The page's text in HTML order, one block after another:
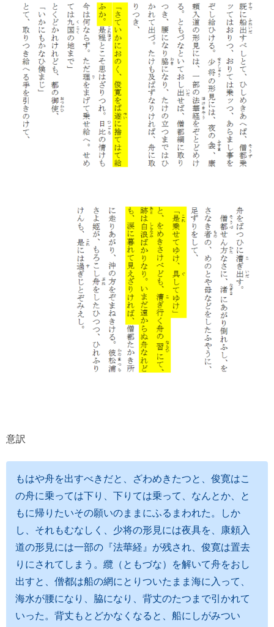
意訳
もはや舟を出すべきだと、ざわめきたつと、俊寛はこ
の舟に乗っては下り、下りては乗って、なんとか、と
もに帰りたいその願いのままにふるまわれた。しか
し、それもむなしく、少将の形見には夜具を、康頼入
道の形見には一部の『法華経』が残され、俊寛は置去
りにされてしまう。纜（ともづな）を解いて舟をおし
出すと、僧都は船の網にとりついたまま海に入って、
海水が腰になり、脇になり、背丈のたつまで引かれて
いった。背丈もとどかなくなると、船にしがみつい